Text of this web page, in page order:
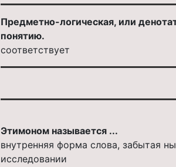
Предметно-логическая, или
понятию.
соответствует
Этимоном называется ...
внутренняя форма слова, забытая
исследовании